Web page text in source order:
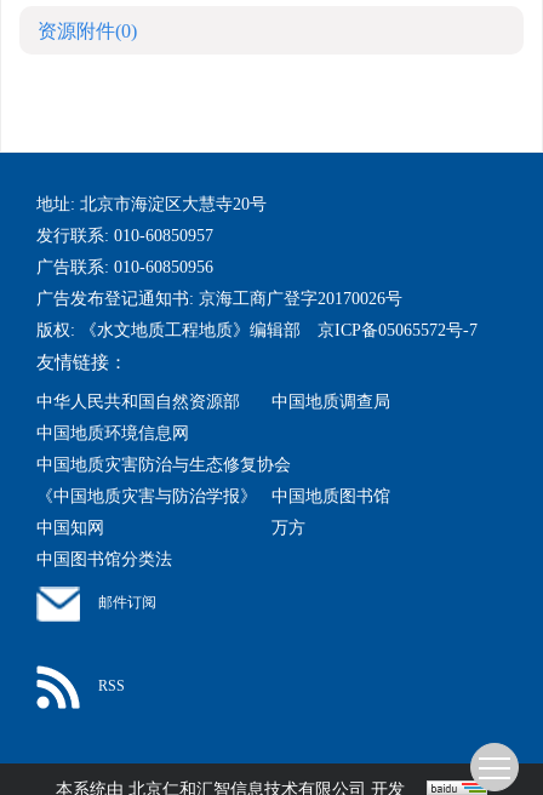
资源附件(0)
地址: 北京市海淀区大慧寺20号
发行联系: 010-60850957
广告联系: 010-60850956
广告发布登记通知书: 京海工商广登字20170026号
版权: 《水文地质工程地质》编辑部 京ICP备05065572号-7
友情链接：
中华人民共和国自然资源部
中国地质调查局
中国地质环境信息网
中国地质灾害防治与生态修复协会
《中国地质灾害与防治学报》
中国地质图书馆
中国知网
万方
中国图书馆分类法
邮件订阅
RSS
本系统由 北京仁和汇智信息技术有限公司 开发